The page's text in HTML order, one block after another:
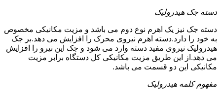
دسته جک هیدرولیک
دسته جک نیز یک اهرم نوع دوم می باشد و مزیت مکانیکی مخصوص
به خود را دارد.دسته اهرم نیروی محرک را افزایش می دهد.بر جک
هیدرولیک نیروی مفید دسته وارد می شود و جک این نیرو را افزایش
می دهد.از این طریق مزیت مکانیکی کل دستگاه برابر مزیت
مکانیکی این دو قسمت می باشد.
مفهوم کلمه هیدرولیک